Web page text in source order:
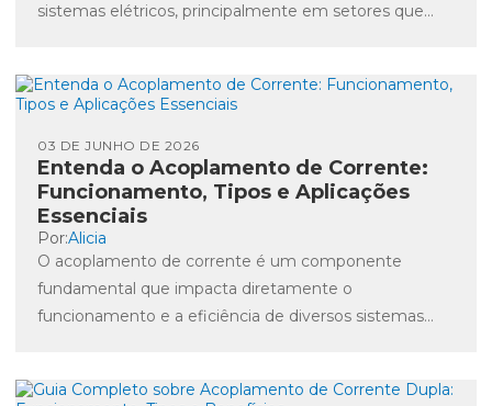
sistemas elétricos, principalmente em setores que
Entenda o Acoplamento de Corrente:
Funcionamento, Tipos e Aplicações
Essenciais
03 DE JUNHO DE 2026
Por:Alicia
O acoplamento de corrente é um componente
fundamental que impacta diretamente o
funcionamento e a eficiência de diversos sistemas